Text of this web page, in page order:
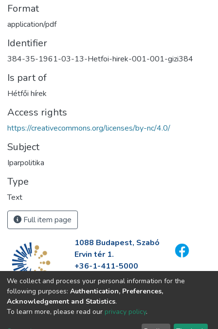
Format
application/pdf
Identifier
384-35-1961-03-13-Hetfoi-hirek-001-001-gizi384
Is part of
Hétfői hírek
Access rights
https://creativecommons.org/licenses/by-nc/4.0/
Subject
Iparpolitika
Type
Text
Full item page
1088 Budapest, Szabó
Ervin tér 1.
+36-1-411-5000
info@fszek.hu
https://fszek.hu
We collect and process your personal information for the
following purposes: Authentication, Preferences,
Acknowledgement and Statistics.
To learn more, please read our privacy policy.